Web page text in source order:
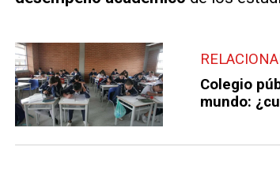
Colegio
mundo: